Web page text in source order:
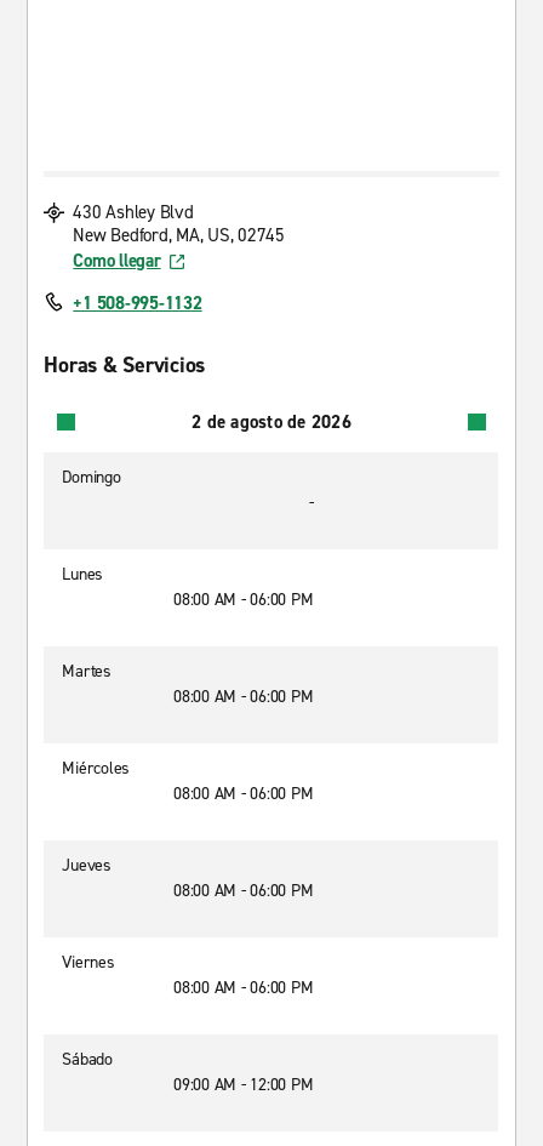
430 Ashley Blvd
New Bedford, MA, US, 02745
Como llegar
+1 508-995-1132
Horas & Servicios
2 de agosto de 2026
Domingo
-
Lunes
08:00 AM - 06:00 PM
Martes
08:00 AM - 06:00 PM
Miércoles
08:00 AM - 06:00 PM
Jueves
08:00 AM - 06:00 PM
Viernes
08:00 AM - 06:00 PM
Sábado
09:00 AM - 12:00 PM